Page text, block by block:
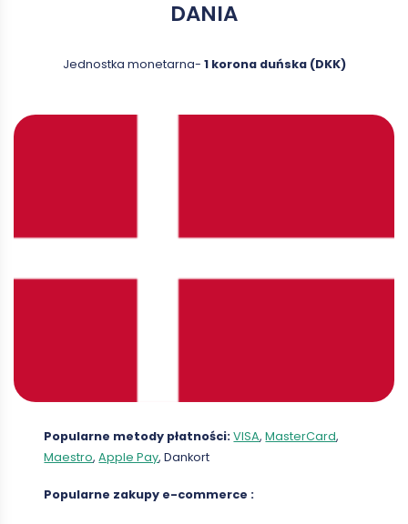
DANIA
Jednostka monetarna- 1 korona duńska (DKK)
Popularne metody płatności:VISA,MasterCard,
Maestro,Apple Pay, Dankort
Popularne zakupy e-commerce :